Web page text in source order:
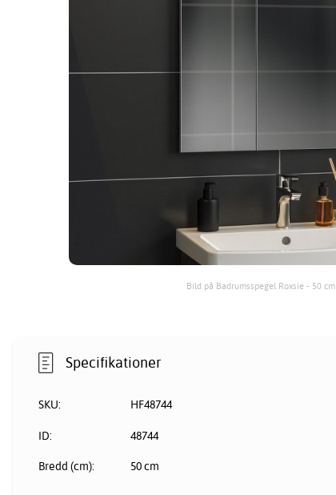
Bild på Badrumsspegel Roxsie - 50 cm
Specifikationer
SKU: HF48744
ID: 48744
Bredd (cm): 50 cm